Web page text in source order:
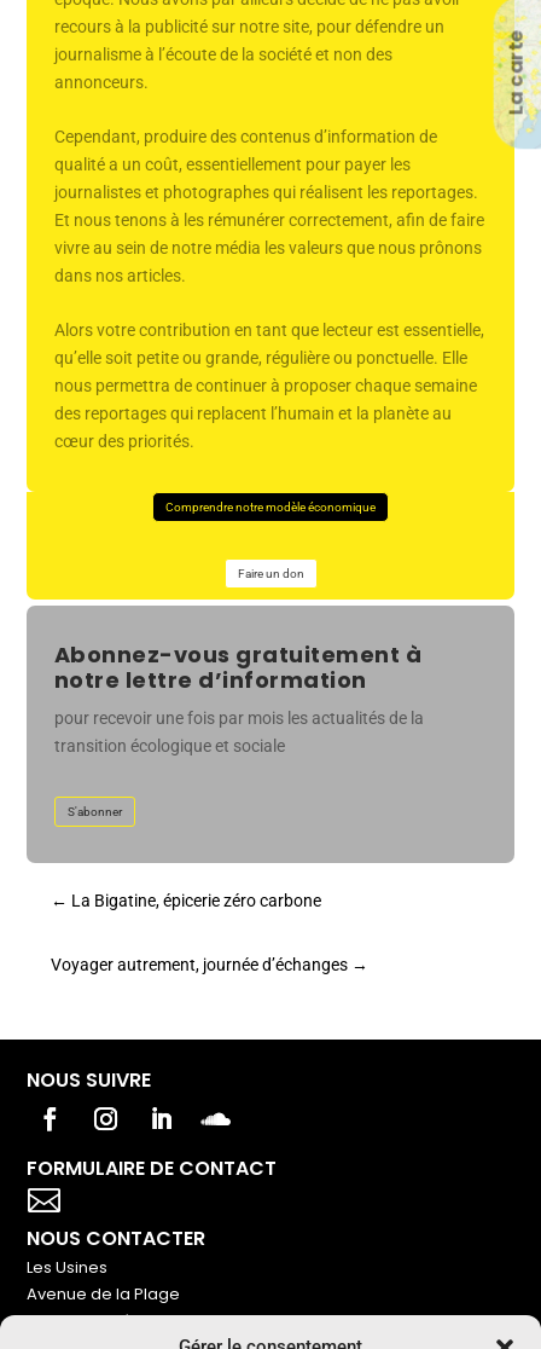
La carte
recours à la publicité sur notre site, pour défendre un
journalisme à l’écoute de la société et non des
annonceurs.
Cependant, produire des contenus d’information de
qualité a un coût, essentiellement pour payer les
journalistes et photographes qui réalisent les reportages.
Et nous tenons à les rémunérer correctement, afin de faire
vivre au sein de notre média les valeurs que nous prônons
dans nos articles.
Alors votre contribution en tant que lecteur est essentielle,
qu’elle soit petite ou grande, régulière ou ponctuelle. Elle
nous permettra de continuer à proposer chaque semaine
des reportages qui replacent l’humain et la planète au
cœur des priorités.
Comprendre notre modèle économique
Faire un don
Abonnez-vous gratuitement à
notre lettre d’information
pour recevoir une fois par mois les actualités de la
transition écologique et sociale
S'abonner
← La Bigatine, épicerie zéro carbone
Voyager autrement, journée d’échanges →
NOUS SUIVRE
FORMULAIRE DE CONTACT

NOUS CONTACTER
Les Usines
Avenue de la Plage
86240 Ligugé